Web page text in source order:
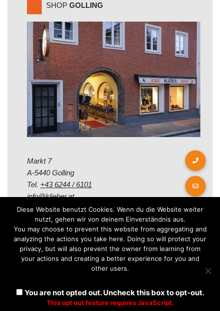
SHOP GOLLING
Markt 7
A-5440 Golling
Tel. +43 6244 / 6101
info@klieber.at
Öffungszeiten
Montag - Freitag:
08.00 - 12.00 Uhr
08.30 - 12.30 Uhr
Diese Website benutzt Cookies. Wenn du die Website weiter
nutzt, gehen wir von deinem Einverständnis aus.
You may choose to prevent this website from aggregating and
analyzing the actions you take here. Doing so will protect your
privacy, but will also prevent the owner from learning from
your actions and creating a better experience for you and
other users.
You are not opted out. Uncheck this box to opt-out.
This opt out feature requires JavaScript.